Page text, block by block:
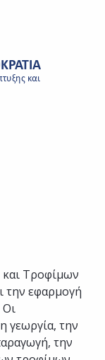
και Τροφίμων
την εφαρμογή
Οι
γεωργία, την
την